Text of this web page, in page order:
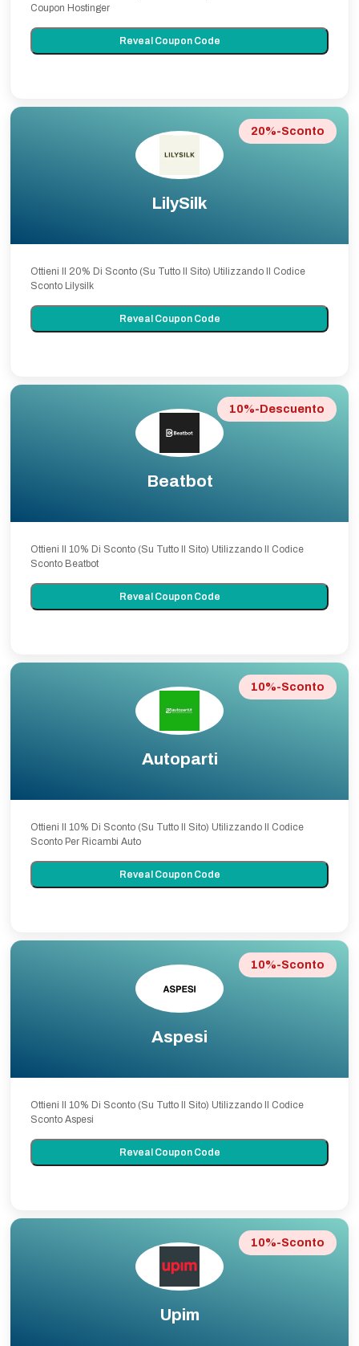
Coupon Hostinger
Reveal Coupon Code
20%-Sconto
LilySilk
Ottieni Il 20% Di Sconto (Su Tutto Il Sito) Utilizzando Il Codice
Sconto Lilysilk
Reveal Coupon Code
10%-Descuento
Beatbot
Ottieni Il 10% Di Sconto (Su Tutto Il Sito) Utilizzando Il Codice
Sconto Beatbot
Reveal Coupon Code
10%-Sconto
Autoparti
Ottieni Il 10% Di Sconto (Su Tutto Il Sito) Utilizzando Il Codice
Sconto Per Ricambi Auto
Reveal Coupon Code
10%-Sconto
Aspesi
Ottieni Il 10% Di Sconto (Su Tutto Il Sito) Utilizzando Il Codice
Sconto Aspesi
Reveal Coupon Code
10%-Sconto
Upim